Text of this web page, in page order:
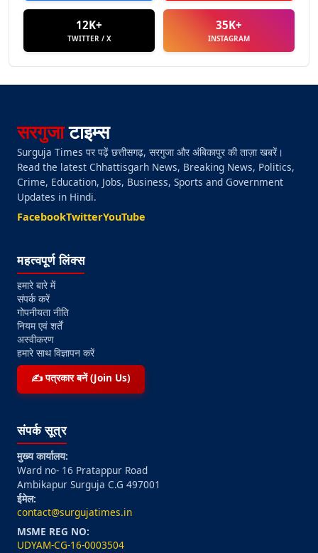
12K+
TWITTER / X
35K+
INSTAGRAM
सरगुजाटाइम्स
Surguja Times पर पढ़ें छत्तीसगढ़, सरगुजा और अंबिकापुर की ताज़ा खबरें।
Read the latest Chhattisgarh News, Breaking News, Politics,
Crime, Education, Jobs, Business, Sports and Government
Updates in Hindi.
FacebookTwitterYouTube
महत्वपूर्ण लिंक्स
हमारे बारे में
संपर्क करें
गोपनीयता नीति
नियम एवं शर्तें
अस्वीकरण
हमारे साथ विज्ञापन करें
✍️ पत्रकार बनें (Join Us)
संपर्क सूत्र
मुख्य कार्यालय:
Ward no- 16 Pratappur Road
Ambikapur Surguja C.G 497001
ईमेल:
contact@surgujatimes.in
MSME REG NO:
UDYAM-CG-16-0003504